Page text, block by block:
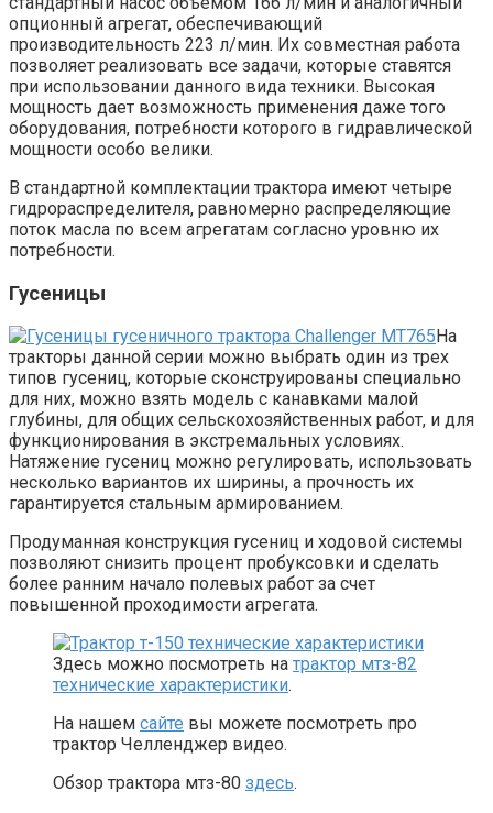
опционный агрегат, обеспечивающий
производительность 223 л/мин. Их совместная работа
позволяет реализовать все задачи, которые ставятся
при использовании данного вида техники. Высокая
мощность дает возможность применения даже того
оборудования, потребности которого в гидравлической
мощности особо велики.
В стандартной комплектации трактора имеют четыре
гидрораспределителя, равномерно распределяющие
поток масла по всем агрегатам согласно уровню их
потребности.
Гусеницы
На
тракторы данной серии можно выбрать один из трех
типов гусениц, которые сконструированы специально
для них, можно взять модель с канавками малой
глубины, для общих сельскохозяйственных работ, и для
функционирования в экстремальных условиях.
Натяжение гусениц можно регулировать, использовать
несколько вариантов их ширины, а прочность их
гарантируется стальным армированием.
Продуманная конструкция гусениц и ходовой системы
позволяют снизить процент пробуксовки и сделать
более ранним начало полевых работ за счет
повышенной проходимости агрегата.
Здесь можно посмотреть на трактор мтз-82
технические характеристики.
На нашем сайте вы можете посмотреть про
трактор Челленджер видео.
Обзор трактора мтз-80 здесь.